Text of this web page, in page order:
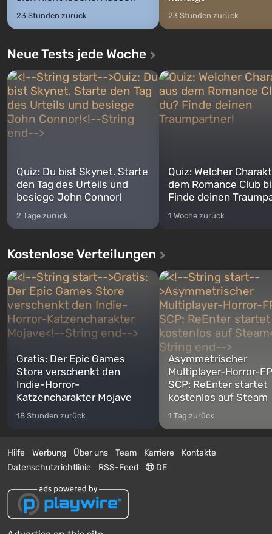
23 Stunden zurück 23 Stunden zurück
Neue Tests jede Woche
Quiz: Du bist Skynet. Starte
den Tag des Urteils und
besiege John Connor!
2 Tage zurück
Quiz: Welcher
dem Romance Club
Finde deinen
1 Woche zurück
Kostenlose Verteilungen
Gratis: Der Epic Games
Store verschenkt den
Indie-Horror-
Katzencharakter Mojave
18 Stunden zurück
Asymmetrischer
Multiplayer-Horror-
SCP: ReEnter startet
kostenlos auf Steam
1 Tag zurück
Hilfe Werbung Über uns Team Karriere
Kontakte
Datenschutzrichtlinie
RSS-Feed DE